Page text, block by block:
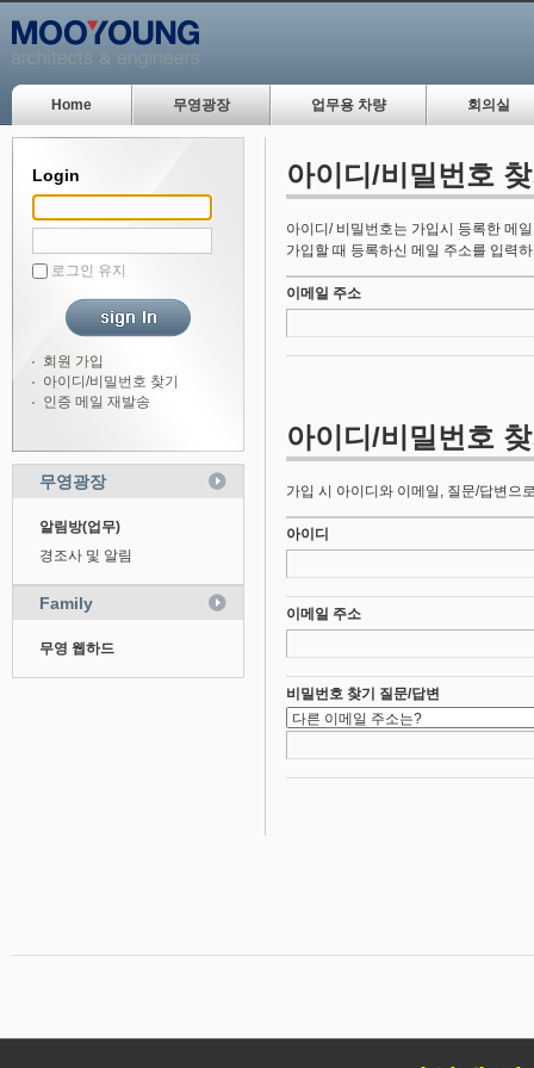
Home 무영광장 업무용 차량 회의실
Login
로그인 유지
회원 가입
아이디/비밀번호 찾기
인증 메일 재발송
무영광장
알림방(업무)
경조사 및 알림
Family
무영 웹하드
아이디/비밀번호
아이디/ 비밀번호는 가입시 등록한 메
가입할 때 등록하신 메일 주소를 입력
이메일 주소
아이디/비밀번호
가입 시 아이디와 이메일, 질문/답변으
아이디
이메일 주소
비밀번호 찾기 질문/답변